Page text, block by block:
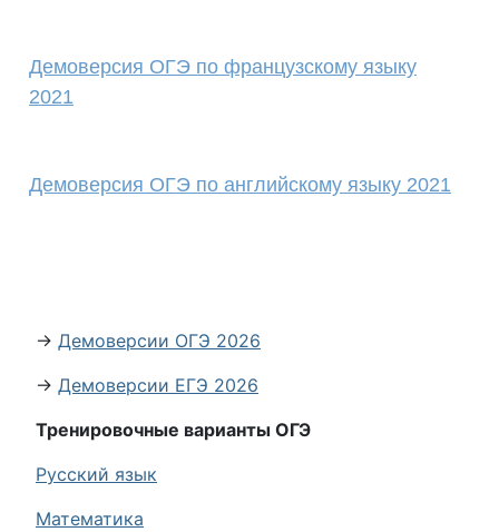
Демоверсия ОГЭ по французскому языку
2021
Демоверсия ОГЭ по английскому языку 2021
→ Демоверсии ОГЭ 2026
→ Демоверсии ЕГЭ 2026
Тренировочные варианты ОГЭ
Русский язык
Математика